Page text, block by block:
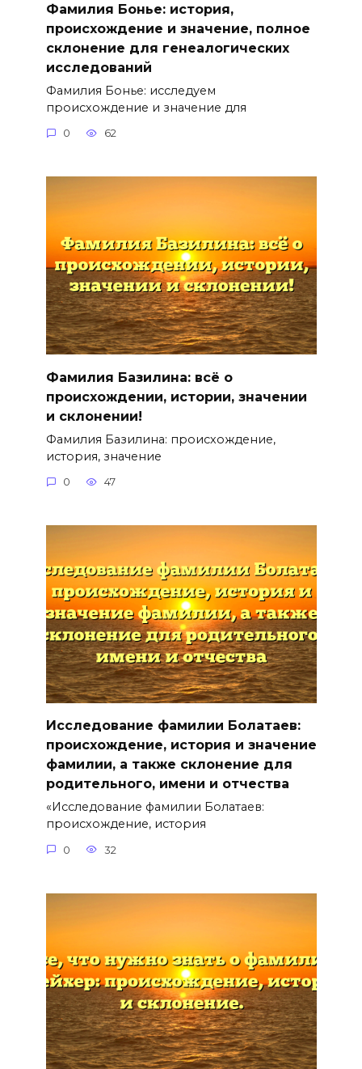
Фамилия Бонье: история,
происхождение и значение, полное
склонение для генеалогических
исследований
Фамилия Бонье: исследуем
происхождение и значение для
0 62
Фамилия Базилина: всё о
происхождении, истории, значении
и склонении!
Фамилия Базилина: происхождение,
история, значение
0 47
Исследование фамилии Болатаев:
происхождение, история и значение
фамилии, а также склонение для
родительного, имени и отчества
«Исследование фамилии Болатаев:
происхождение, история
0 32